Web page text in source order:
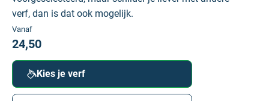
verf, dan is dat ook mogelijk.
Vanaf
24,50
Kies je verf